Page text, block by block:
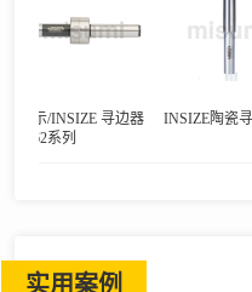
/INSIZE 寻边器
系列
INSIZE陶瓷寻边器
实用案例